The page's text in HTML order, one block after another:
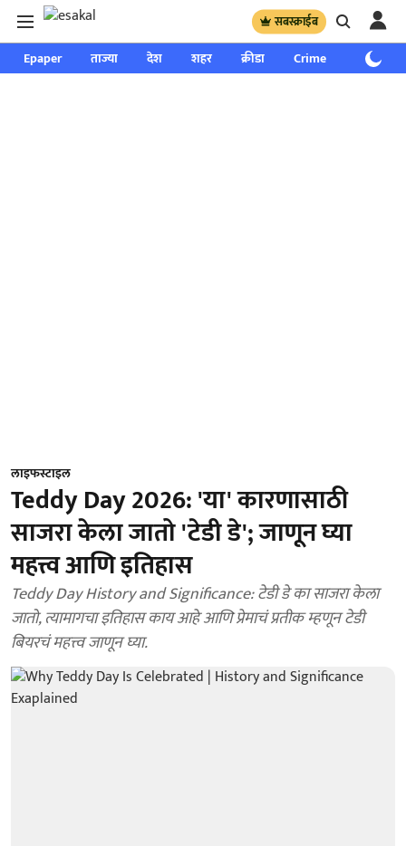
सबस्क्राईब
Epaper ताज्या देश शहर क्रीडा Crime साप्ताहिक
लाइफस्टाइल
Teddy Day 2026: 'या' कारणासाठी
साजरा केला जातो 'टेडी डे'; जाणून घ्या
महत्त्व आणि इतिहास
Teddy Day History and Significance: टेडी डे का साजरा केला
जातो, त्यामागचा इतिहास काय आहे आणि प्रेमाचं प्रतीक म्हणून टेडी
बियरचं महत्त्व जाणून घ्या.